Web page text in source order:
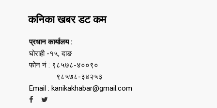
कनिका खबर डट कम
प्रधान कार्यालय :
घोराही -१५, दाङ
फोन नं : ९८५७८-४००९०
९८५७८-३४२५३
Email : kanikakhabar@gmail.com